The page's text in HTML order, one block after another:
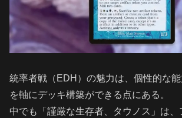
統率者戦（EDH）の魅力は、個性的な
を軸にデッキ構築ができる点にある。
中でも「謹厳な生存者、タウノス」は、